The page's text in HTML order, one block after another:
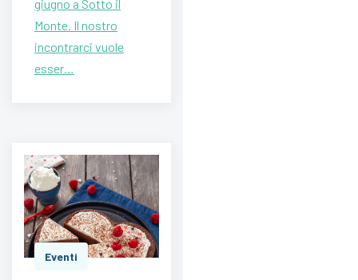
giugno a Sotto il
Monte. Il nostro
incontrarci vuole
esser…
Eventi